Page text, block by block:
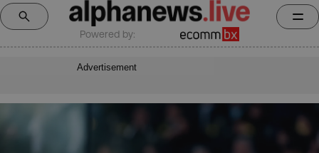
Powered by:
Advertisement